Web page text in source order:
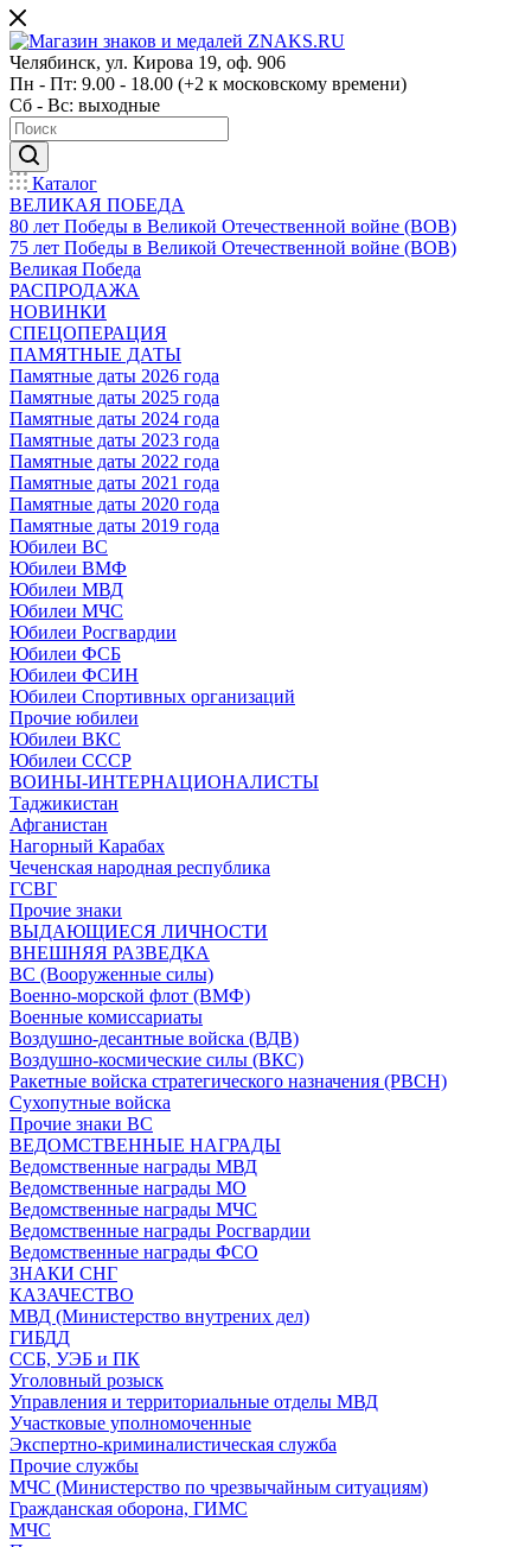
Челябинск, ул. Кирова 19, оф. 906
Пн - Пт: 9.00 - 18.00 (+2 к московскому времени)
Сб - Вс: выходные
Каталог
ВЕЛИКАЯ ПОБЕДА
80 лет Победы в Великой Отечественной войне (ВОВ)
75 лет Победы в Великой Отечественной войне (ВОВ)
Великая Победа
РАСПРОДАЖА
НОВИНКИ
СПЕЦОПЕРАЦИЯ
ПАМЯТНЫЕ ДАТЫ
Памятные даты 2026 года
Памятные даты 2025 года
Памятные даты 2024 года
Памятные даты 2023 года
Памятные даты 2022 года
Памятные даты 2021 года
Памятные даты 2020 года
Памятные даты 2019 года
Юбилеи ВС
Юбилеи ВМФ
Юбилеи МВД
Юбилеи МЧС
Юбилеи Росгвардии
Юбилеи ФСБ
Юбилеи ФСИН
Юбилеи Спортивных организаций
Прочие юбилеи
Юбилеи ВКС
Юбилеи СССР
ВОИНЫ-ИНТЕРНАЦИОНАЛИСТЫ
Таджикистан
Афганистан
Нагорный Карабах
Чеченская народная республика
ГСВГ
Прочие знаки
ВЫДАЮЩИЕСЯ ЛИЧНОСТИ
ВНЕШНЯЯ РАЗВЕДКА
ВС (Вооруженные силы)
Военно-морской флот (ВМФ)
Военные комиссариаты
Воздушно-десантные войска (ВДВ)
Воздушно-космические силы (ВКС)
Ракетные войска стратегического назначения (РВСН)
Сухопутные войска
Прочие знаки ВС
ВЕДОМСТВЕННЫЕ НАГРАДЫ
Ведомственные награды МВД
Ведомственные награды МО
Ведомственные награды МЧС
Ведомственные награды Росгвардии
Ведомственные награды ФСО
ЗНАКИ СНГ
КАЗАЧЕСТВО
МВД (Министерство внутрених дел)
ГИБДД
ССБ, УЭБ и ПК
Уголовный розыск
Управления и территориальные отделы МВД
Участковые уполномоченные
Экспертно-криминалистическая служба
Прочие службы
МЧС (Министерство по чрезвычайным ситуациям)
Гражданская оборона, ГИМС
МЧС